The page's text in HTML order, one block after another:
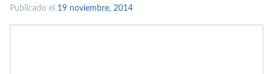
Publicado el 19 noviembre, 2014